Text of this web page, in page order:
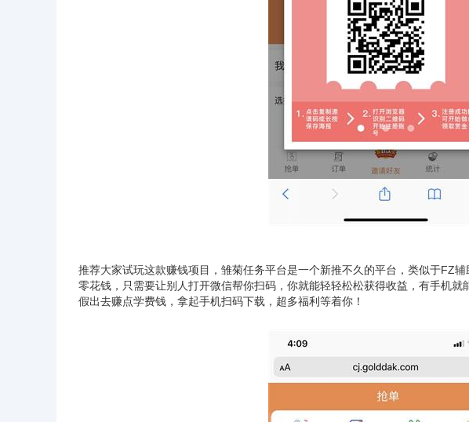
推荐大家试玩这款赚钱项目，雏菊任务平台是一个新推不久的平台，类似于FZ
零花钱，只需要让别人打开微信帮你扫码，你就能轻轻松松获得收益，有手机
假出去赚点学费钱，拿起手机扫码下载，超多福利等着你！